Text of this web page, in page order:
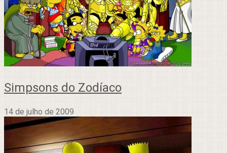
Simpsons do Zodíaco
14 de julho de 2009